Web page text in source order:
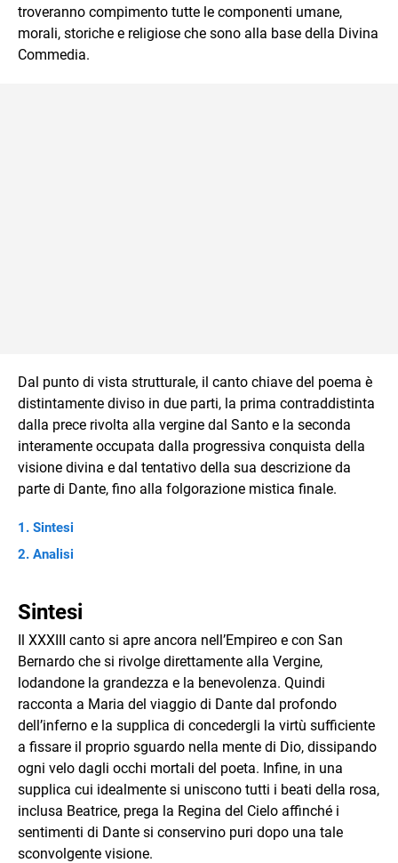
troveranno compimento tutte le componenti umane,
morali, storiche e religiose che sono alla base della Divina
Commedia.
Dal punto di vista strutturale, il canto chiave del poema è
distintamente diviso in due parti, la prima contraddistinta
dalla prece rivolta alla vergine dal Santo e la seconda
interamente occupata dalla progressiva conquista della
visione divina e dal tentativo della sua descrizione da
parte di Dante, fino alla folgorazione mistica finale.
Sintesi
Analisi
Sintesi
Il XXXIII canto si apre ancora nell’Empireo e con San
Bernardo che si rivolge direttamente alla Vergine,
lodandone la grandezza e la benevolenza. Quindi
racconta a Maria del viaggio di Dante dal profondo
dell’inferno e la supplica di concedergli la virtù sufficiente
a fissare il proprio sguardo nella mente di Dio, dissipando
ogni velo dagli occhi mortali del poeta. Infine, in una
supplica cui idealmente si uniscono tutti i beati della rosa,
inclusa Beatrice, prega la Regina del Cielo affinché i
sentimenti di Dante si conservino puri dopo una tale
sconvolgente visione.